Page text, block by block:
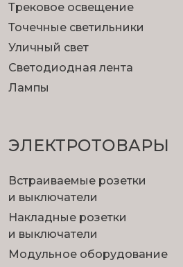
Трековое освещение
Точечные светильники
Уличный свет
Светодиодная лента
Лампы
ЭЛЕКТРОТОВАРЫ
Встраиваемые розетки
и выключатели
Накладные розетки
и выключатели
Модульное оборудование